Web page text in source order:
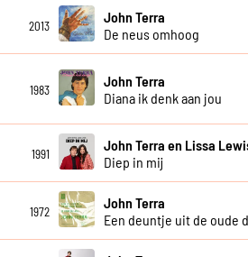
2013
John Terra
De neus omhoog
1983
John Terra
Diana ik denk aan jou
1991
John Terra en Lissa
Diep in mij
1972
John Terra
Een deuntje uit de oude